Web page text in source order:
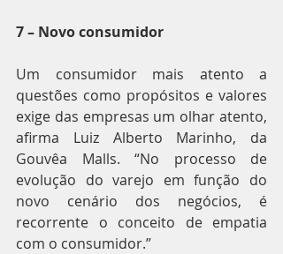
7 – Novo consumidor
Um consumidor mais atento a
questões como propósitos e valores
exige das empresas um olhar atento,
afirma Luiz Alberto Marinho, da
Gouvêa Malls. “No processo de
evolução do varejo em função do
novo cenário dos negócios, é
recorrente o conceito de empatia
com o consumidor.”